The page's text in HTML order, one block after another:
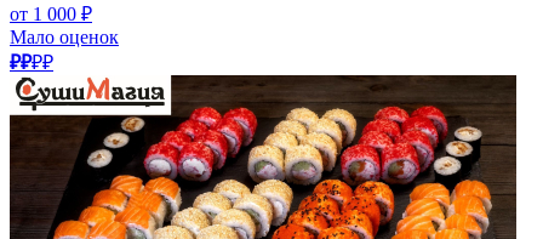
от 1 000 ₽
Мало оценок
₽₽₽₽